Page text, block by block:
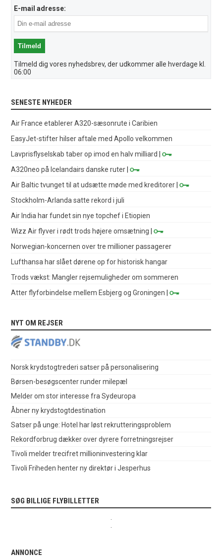
E-mail adresse:
Tilmeld dig vores nyhedsbrev, der udkommer alle hverdage kl.
06:00
SENESTE NYHEDER
Air France etablerer A320-sæsonrute i Caribien
EasyJet-stifter hilser aftale med Apollo velkommen
Lavprisflyselskab taber op imod en halv milliard
|
A320neo på Icelandairs danske ruter |
Air Baltic tvunget til at udsætte møde med kreditorer |
Stockholm-Arlanda satte rekord i juli
Air India har fundet sin nye topchef i Etiopien
Wizz Air flyver i rødt trods højere omsætning |
Norwegian-koncernen over tre millioner passagerer
Lufthansa har slået dørene op for historisk hangar
Trods vækst: Mangler rejsemuligheder om sommeren
Atter flyforbindelse mellem Esbjerg og Groningen |
NYT OM REJSER
Norsk krydstogtrederi satser på personalisering
Børsen-besøgscenter runder milepæl
Melder om stor interesse fra Sydeuropa
Åbner ny krydstogtdestination
Satser på unge: Hotel har løst rekrutteringsproblem
Rekordforbrug dækker over dyrere forretningsrejser
Tivoli melder trecifret millioninvestering klar
Tivoli Friheden henter ny direktør i Jesperhus
SØG BILLIGE FLYBILLETTER
ANNONCE